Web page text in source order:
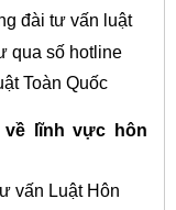
đài tư vấn luật
qua số hotline
Toàn Quốc
lĩnh vực hôn
vấn Luật Hôn